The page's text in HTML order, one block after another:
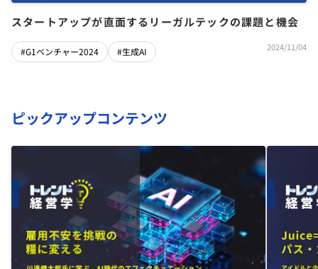
スタートアップが直面するリーガルテックの課題と機会
#G1ベンチャー2024 #生成AI 2024/11/04
ピックアップコンテンツ